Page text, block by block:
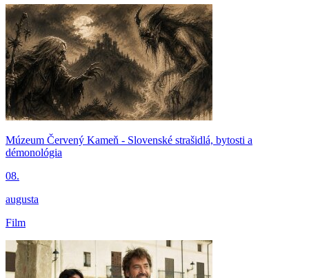
Múzeum Červený Kameň - Slovenské strašidlá, bytosti a
démonológia
08.
augusta
Film